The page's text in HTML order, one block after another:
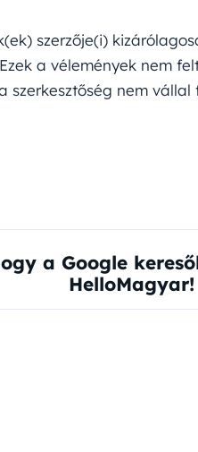
szerzője(i)
a vélemények nem
szerkesztőség nem
a Google
HelloMagyar!